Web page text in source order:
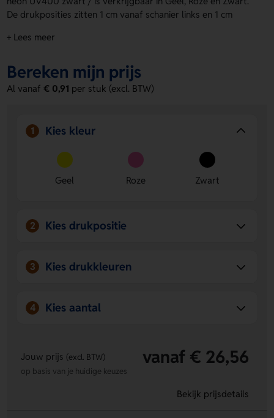
De drukposities zitten 1 cm vanaf schanier links en 1 cm
logo, naam of eigen ontwerp. Licht, leuk en klaar voor elke
Voordelen van de Zonnebril neon
UV400 zwart /
ogen beschermen tegen felle zon.
Leuk te personaliseren
ontwerp aanbrengen op de drukposities links en rechts.
Verkrijgbaar in drie kleuren- Kies uit Geel, Roze of
Zwart voor een speelse uitstraling.
+ Lees meer
Bereken mijn prijs
Al vanaf€ 0,91 per stuk (excl. BTW)
1 Kies kleur
Geel Roze Zwart
2 Kies drukpositie
3 Kies drukkleuren
4 Kies aantal
Jouw prijs (excl. BTW) vanaf € 26,56
op basis van je huidige keuzes
Bekijk prijsdetails